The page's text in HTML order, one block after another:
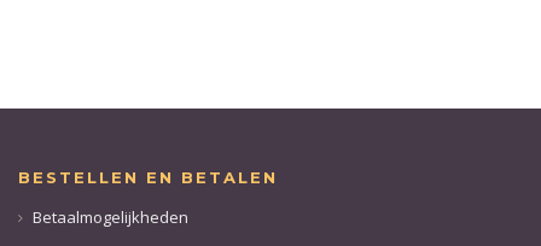
BESTELLEN EN BETALEN
Betaalmogelijkheden